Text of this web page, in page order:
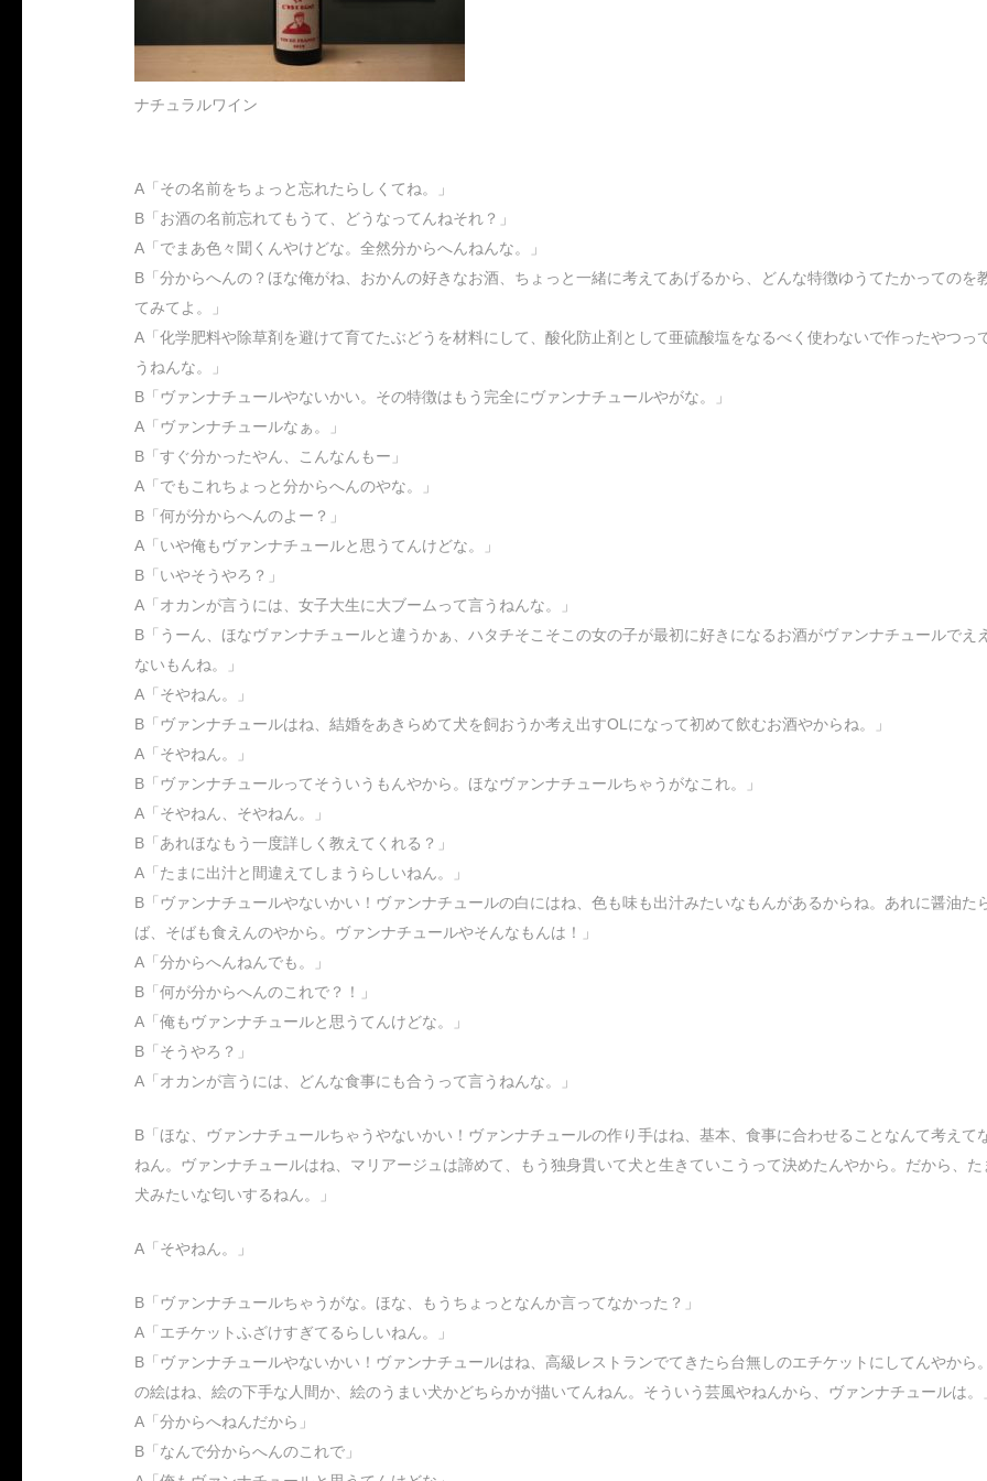
ナチュラルワイン
A「その名前をちょっと忘れたらしくてね。」
B「お酒の名前忘れてもうて、どうなってんねそれ？」
A「でまあ色々聞くんやけどな。全然分からへんねんな。」
B「分からへんの？ほな俺がね、おかんの好きなお酒、ちょっと一緒に考えてあげるから、どんな特徴ゆうてたかってのを
てみてよ。」
A「化学肥料や除草剤を避けて育てたぶどうを材料にして、酸化防止剤として亜硫酸塩をなるべく使わないで作ったやつっ
うねんな。」
B「ヴァンナチュールやないかい。その特徴はもう完全にヴァンナチュールやがな。」
A「ヴァンナチュールなぁ。」
B「すぐ分かったやん、こんなんもー」
A「でもこれちょっと分からへんのやな。」
B「何が分からへんのよー？」
A「いや俺もヴァンナチュールと思うてんけどな。」
B「いやそうやろ？」
A「オカンが言うには、女子大生に大ブームって言うねんな。」
B「うーん、ほなヴァンナチュールと違うかぁ、ハタチそこそこの女の子が最初に好きになるお酒がヴァンナチュールでえ
ないもんね。」
A「そやねん。」
B「ヴァンナチュールはね、結婚をあきらめて犬を飼おうか考え出すOLになって初めて飲むお酒やからね。」
A「そやねん。」
B「ヴァンナチュールってそういうもんやから。ほなヴァンナチュールちゃうがなこれ。」
A「そやねん、そやねん。」
B「あれほなもう一度詳しく教えてくれる？」
A「たまに出汁と間違えてしまうらしいねん。」
B「ヴァンナチュールやないかい！ヴァンナチュールの白にはね、色も味も出汁みたいなもんがあるからね。あれに醤油た
ば、そばも食えんのやから。ヴァンナチュールやそんなもんは！」
A「分からへんねんでも。」
B「何が分からへんのこれで？！」
A「俺もヴァンナチュールと思うてんけどな。」
B「そうやろ？」
A「オカンが言うには、どんな食事にも合うって言うねんな。」
B「ほな、ヴァンナチュールちゃうやないかい！ヴァンナチュールの作り手はね、基本、食事に合わせることなんて考えて
ねん。ヴァンナチュールはね、マリアージュは諦めて、もう独身貫いて犬と生きていこうって決めたんやから。だから、た
犬みたいな匂いするねん。」
A「そやねん。」
B「ヴァンナチュールちゃうがな。ほな、もうちょっとなんか言ってなかった？」
A「エチケットふざけすぎてるらしいねん。」
B「ヴァンナチュールやないかい！ヴァンナチュールはね、高級レストランでてきたら台無しのエチケットにしてんやから
の絵はね、絵の下手な人間か、絵のうまい犬かどちらかが描いてんねん。そういう芸風やねんから、ヴァンナチュールは。
A「分からへねんだから」
B「なんで分からへんのこれで」